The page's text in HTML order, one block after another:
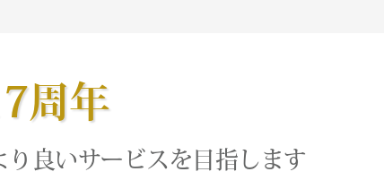
周年
良いサービスを目指します